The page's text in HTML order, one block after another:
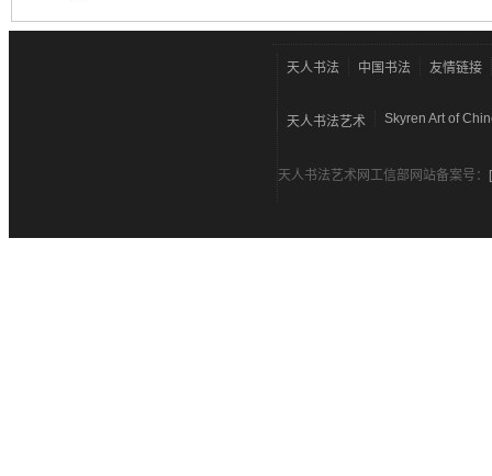
天人书法 中国书法 友情链接
天人书法艺术 Skyren Art of
天人书法艺术网工信部网站备案号：